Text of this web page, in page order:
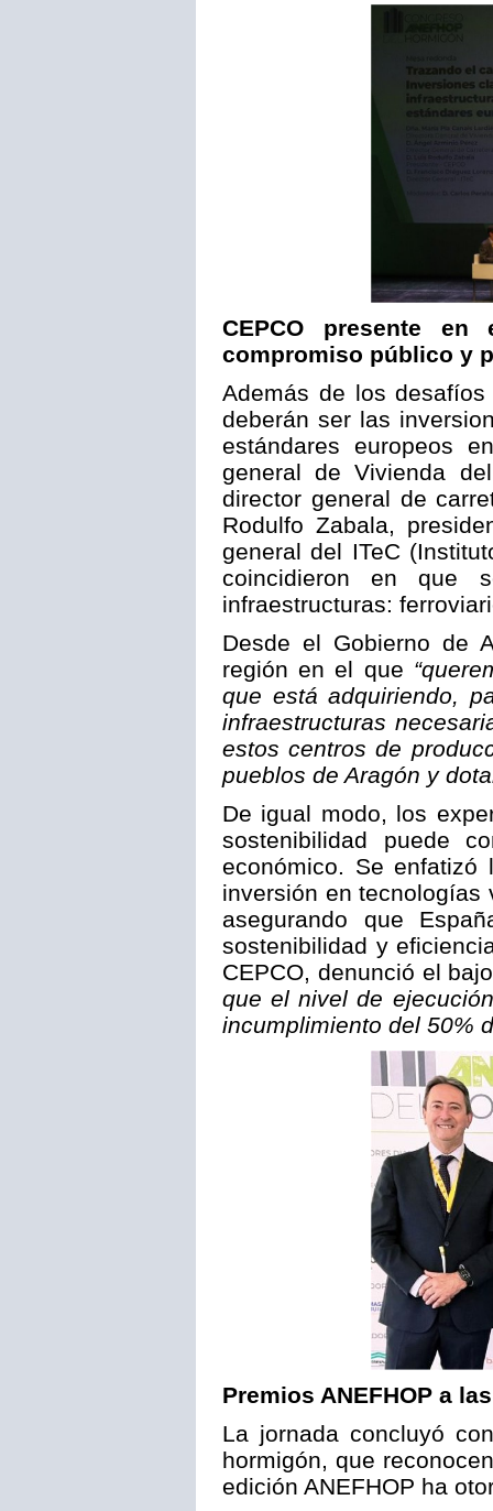
CEPCO presente
compromiso público y
Además de los
deberán ser las
estándares europeos
general de Vivienda
director general de
Rodulfo Zabala,
general del ITeC
coincidieron en que
infraestructuras:
Desde el Gobierno de
región en el que
que está adquiriendo,
infraestructuras
estos centros de
pueblos de Aragón y
De igual modo, los
sostenibilidad puede
económico. Se
inversión en tecnologías
asegurando que
sostenibilidad y
CEPCO, denunció el
que el nivel de
incumplimiento del 50%
Premios ANEFHOP a
La jornada concluyó
hormigón, que
edición ANEFHOP ha